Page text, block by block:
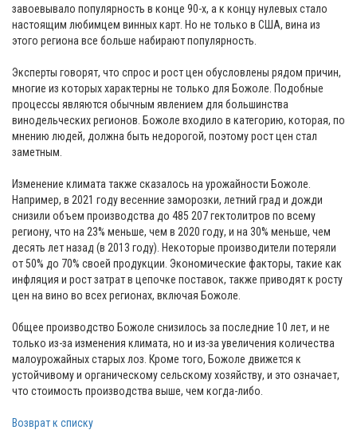
завоевывало популярность в конце 90-х, а к концу нулевых стало
настоящим любимцем винных карт. Но не только в США, вина из
этого региона все больше набирают популярность.
Эксперты говорят, что спрос и рост цен обусловлены рядом причин,
многие из которых характерны не только для Божоле. Подобные
процессы являются обычным явлением для большинства
винодельческих регионов. Божоле входило в категорию, которая, по
мнению людей, должна быть недорогой, поэтому рост цен стал
заметным.
Изменение климата также сказалось на урожайности Божоле.
Например, в 2021 году весенние заморозки, летний град и дожди
снизили объем производства до 485 207 гектолитров по всему
региону, что на 23% меньше, чем в 2020 году, и на 30% меньше, чем
десять лет назад (в 2013 году). Некоторые производители потеряли
от 50% до 70% своей продукции. Экономические факторы, такие как
инфляция и рост затрат в цепочке поставок, также приводят к росту
цен на вино во всех регионах, включая Божоле.
Общее производство Божоле снизилось за последние 10 лет, и не
только из-за изменения климата, но и из-за увеличения количества
малоурожайных старых лоз. Кроме того, Божоле движется к
устойчивому и органическому сельскому хозяйству, и это означает,
что стоимость производства выше, чем когда-либо.
Возврат к списку